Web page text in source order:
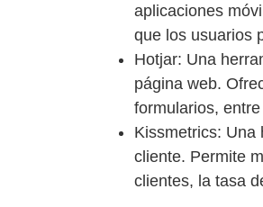
aplicaciones
que los usuarios
Hotjar: Una
página web.
formularios,
Kissmetrics: Una
cliente. Permite
clientes, la tasa